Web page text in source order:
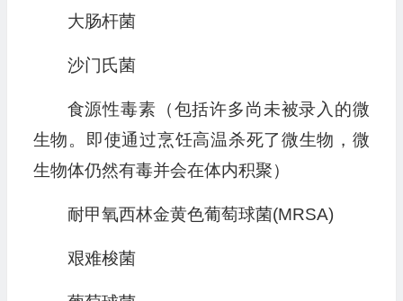
大肠杆菌
沙门氏菌
食源性毒素（包括许多尚未被录入的微
生物。即使通过烹饪高温杀死了微生物，微
生物体仍然有毒并会在体内积聚）
耐甲氧西林金黄色葡萄球菌(MRSA)
艰难梭菌